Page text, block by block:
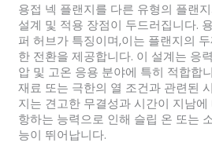
용접 넥 플랜지를 다른 유형의 플랜
설계 및 적용 장점이 두드러집니다.
퍼 허브가 특징이며,이는 플랜지의
한 전환을 제공합니다. 이 설계는 응
압 및 고온 응용 분야에 특히 적합합
재료 또는 극한의 열 조건과 관련된
지는 견고한 무결성과 시간이 지남
항하는 능력으로 인해 슬립 온 또는
능이 뛰어납니다.